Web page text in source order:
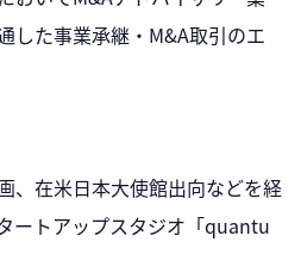
した事業承継・M&A取引のエ
、在米日本大使館出向などを経
ートアップスタジオ「quantu